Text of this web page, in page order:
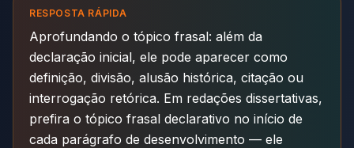
RESPOSTA RÁPIDA
Aprofundando o tópico frasal: além da
declaração inicial, ele pode aparecer como
definição, divisão, alusão histórica, citação ou
interrogação retórica. Em redações dissertativas,
prefira o tópico frasal declarativo no início de
cada parágrafo de desenvolvimento — ele